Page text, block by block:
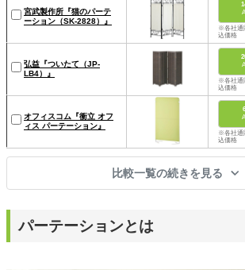
宮武製作所『猫のパーテ
ーション（SK-2828）』
※各社通
込価格
弘益『ついたて（JP-
LB4）』
※各社通
込価格
オフィスコム『衝立 オフ
ィス パーテーション』
※各社通
込価格
比較一覧の続きを見る
パーテーションとは